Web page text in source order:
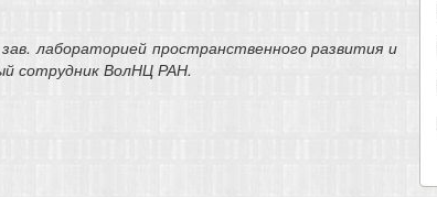
лабораторией пространственного развития и
сотрудник ВолНЦ РАН.